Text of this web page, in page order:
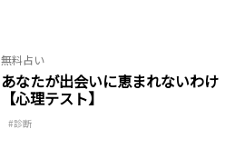
無料占い
あなたが出会いに恵まれないわけ
【心理テスト】
診断